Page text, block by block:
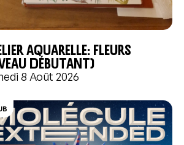
aquarelle: Fleurs
débutant)
8 Août 2026